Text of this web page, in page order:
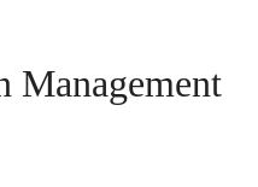
Management